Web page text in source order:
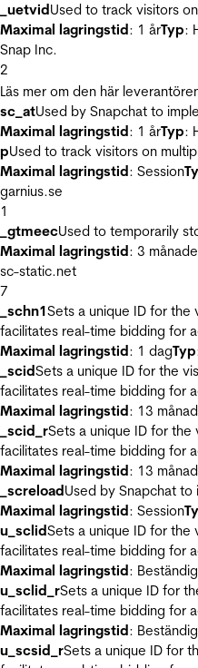
_uetvidUsed to track visitors
Maximal lagringstid: 1 årTyp:
Snap Inc.
2
Läs mer om den här
sc_atUsed by Snapchat to
Maximal lagringstid: 1 årTyp:
pUsed to track visitors on
Maximal lagringstid: Session
garnius.se
1
_gtmeecUsed to temporarily
Maximal lagringstid: 3
sc-static.net
7
_schn1Sets a unique ID for
facilitates real-time bidding for
Maximal lagringstid: 1 dagTyp
_scidSets a unique ID for the
facilitates real-time bidding for
Maximal lagringstid: 13
_scid_rSets a unique ID for
facilitates real-time bidding for
Maximal lagringstid: 13
_screloadUsed by Snapchat
Maximal lagringstid: Session
u_sclidSets a unique ID for
facilitates real-time bidding for
Maximal lagringstid: Beständig
u_sclid_rSets a unique ID for
facilitates real-time bidding for
Maximal lagringstid: Beständig
u_scsid_rSets a unique ID for